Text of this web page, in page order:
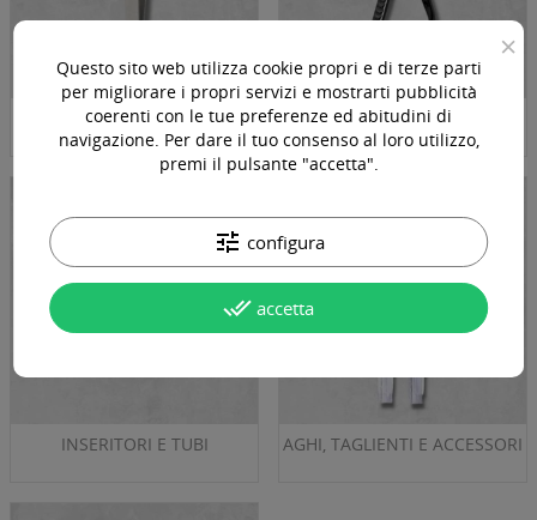
TWEEZER PINZE PER DERMAL
INSERITORI E TUBI AGHI, TAGLIENTI E ACCESSORI
×
Questo sito web utilizza cookie propri e di terze parti
per migliorare i propri servizi e mostrarti pubblicità
coerenti con le tue preferenze ed abitudini di
navigazione. Per dare il tuo consenso al loro utilizzo,
premi il pulsante "accetta".
tune configura
done_all accetta